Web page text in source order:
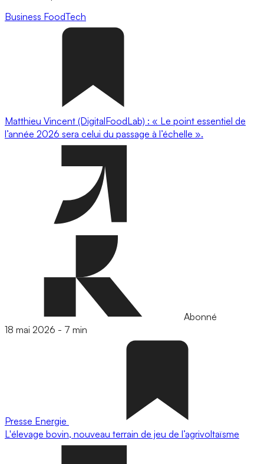
Business FoodTech
Matthieu Vincent (DigitalFoodLab) : « Le point essentiel de
l’année 2026 sera celui du passage à l’échelle ».
Abonné
18 mai 2026 - 7 min
Presse Energie
L'élevage bovin, nouveau terrain de jeu de l’agrivoltaïsme